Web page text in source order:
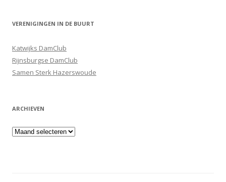
VERENIGINGEN IN DE BUURT
Katwijks DamClub
Rijnsburgse DamClub
Samen Sterk Hazerswoude
ARCHIEVEN
Archieven